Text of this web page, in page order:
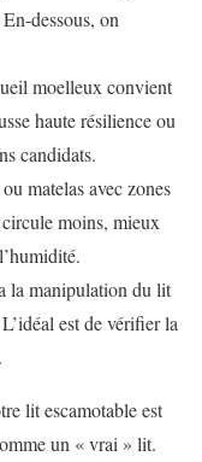
dessous, on
moelleux convient
haute résilience ou
candidats.
matelas avec zones
moins, mieux
la manipulation du lit
est de vérifier la
lit escamotable est
un « vrai » lit.